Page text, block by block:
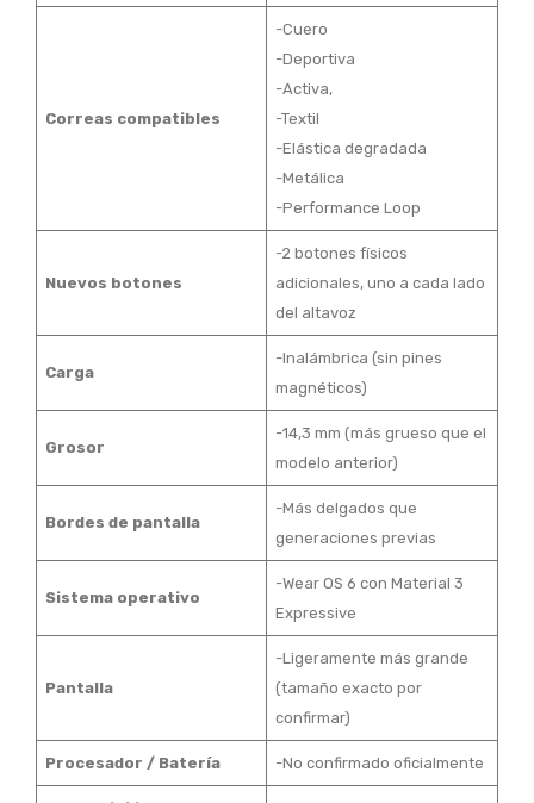
Correas compatibles
-Cuero
-Deportiva
-Activa,
-Textil
-Elástica degradada
-Metálica
-Performance Loop
Nuevos botones
-2 botones físicos
adicionales, uno a cada lado
del altavoz
Carga
-Inalámbrica (sin pines
magnéticos)
Grosor
-14,3 mm (más grueso que el
modelo anterior)
Bordes de pantalla
-Más delgados que
generaciones previas
Sistema operativo
-Wear OS 6 con Material 3
Expressive
Pantalla
-Ligeramente más grande
(tamaño exacto por
confirmar)
Procesador / Batería -No confirmado oficialmente